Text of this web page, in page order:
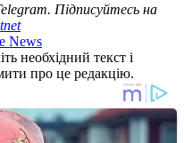
Підписуйтесь на
News
необхідний текст і
про це редакцію.